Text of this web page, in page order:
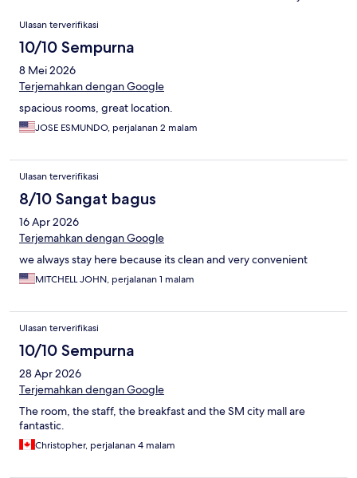
Ulasan
Ulasan terverifikasi
10/10 Sempurna
8 Mei 2026
Terjemahkan dengan Google
spacious rooms, great location.
JOSE ESMUNDO, perjalanan 2 malam
Ulasan terverifikasi
8/10 Sangat bagus
16 Apr 2026
Terjemahkan dengan Google
we always stay here because its clean and very convenient
MITCHELL JOHN, perjalanan 1 malam
Ulasan terverifikasi
10/10 Sempurna
28 Apr 2026
Terjemahkan dengan Google
The room, the staff, the breakfast and the SM city mall are
fantastic.
Christopher, perjalanan 4 malam